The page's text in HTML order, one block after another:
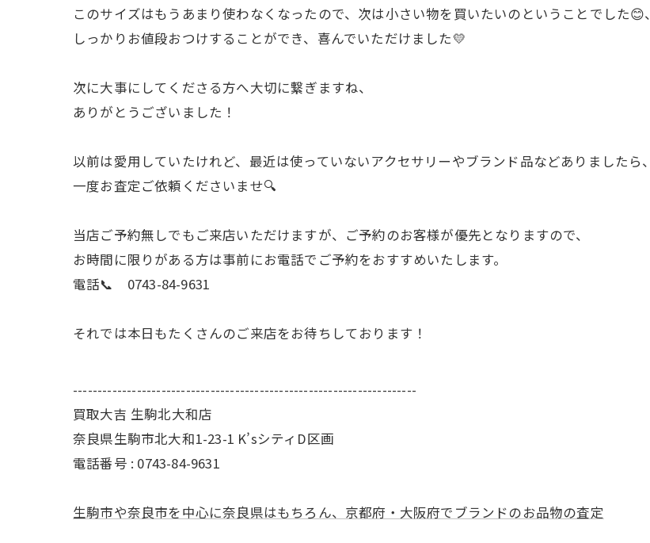
このサイズはもうあまり使わなくなったので、次は小さい物を買いたいのということでした😊、
しっかりお値段おつけすることができ、喜んでいただけました💛
次に大事にしてくださる方へ大切に繋ぎますね、
ありがとうございました！
以前は愛用していたけれど、最近は使っていないアクセサリーやブランド品などありましたら、
一度お査定ご依頼くださいませ🔍
当店ご予約無しでもご来店いただけますが、ご予約のお客様が優先となりますので、
お時間に限りがある方は事前にお電話でご予約をおすすめいたします。
電話📞 0743-84-9631
それでは本日もたくさんのご来店をお待ちしております！
----------------------------------------------------------------------
買取大吉 生駒北大和店
奈良県生駒市北大和1-23-1 K’sシティD区画
電話番号 : 0743-84-9631
生駒市や奈良市を中心に奈良県はもちろん、京都府・大阪府でブランドのお品物の査定
お気軽にお問い合わせください
お気軽にお問い合わせください